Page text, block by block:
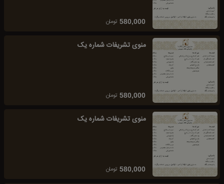
580,000 تومان
منوی تشریفات شماره یک
580,000 تومان
منوی تشریفات شماره یک
580,000 تومان